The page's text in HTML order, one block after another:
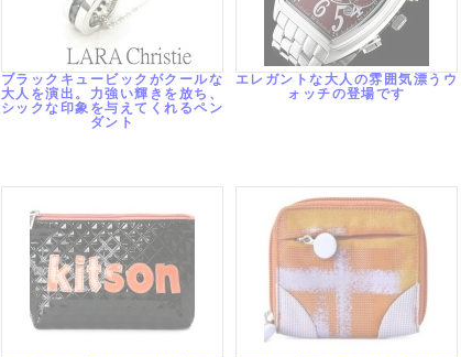
ブラックキュービックがクールな
大人を演出。力強い輝きを放ち、
シックな印象を与えてくれるペン
ダント
エレガントな大人の雰囲気漂うウ
ォッチの登場です